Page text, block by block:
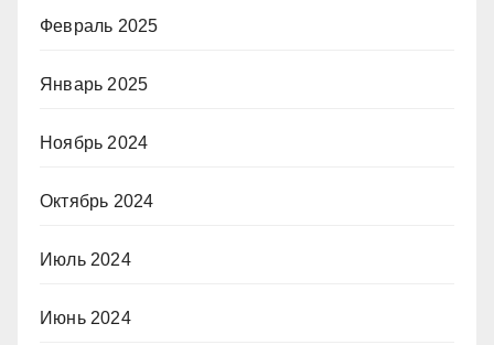
Февраль 2025
Январь 2025
Ноябрь 2024
Октябрь 2024
Июль 2024
Июнь 2024